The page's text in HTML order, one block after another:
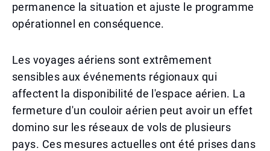
permanence la situation et ajuste le programme
opérationnel en conséquence.
Les voyages aériens sont extrêmement
sensibles aux événements régionaux qui
affectent la disponibilité de l'espace aérien. La
fermeture d'un couloir aérien peut avoir un effet
domino sur les réseaux de vols de plusieurs
pays. Ces mesures actuelles ont été prises dans